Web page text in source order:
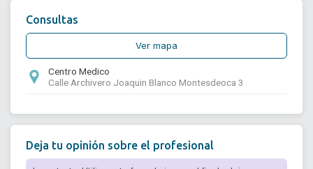
Consultas
Ver mapa
Centro Medico
Calle Archivero Joaquin Blanco Montesdeoca 3
Deja tu opinión sobre el profesional